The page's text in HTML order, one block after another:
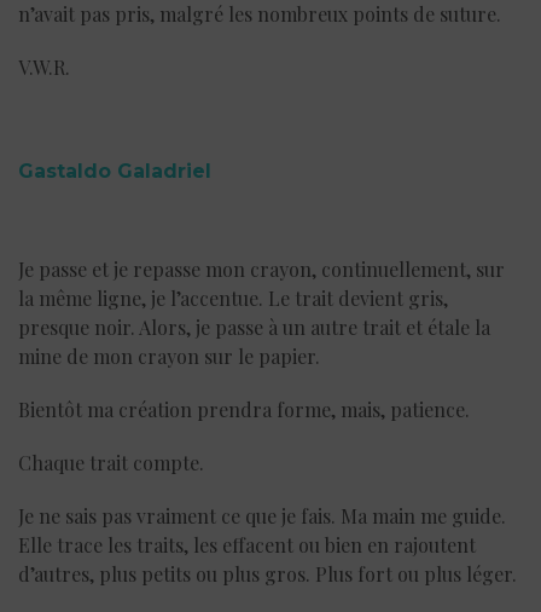
n’avait pas pris, malgré les nombreux points de suture.
V.W.R.
Gastaldo Galadriel
Je passe et je repasse mon crayon, continuellement, sur
la même ligne, je l’accentue. Le trait devient gris,
presque noir. Alors, je passe à un autre trait et étale la
mine de mon crayon sur le papier.
Bientôt ma création prendra forme, mais, patience.
Chaque trait compte.
Je ne sais pas vraiment ce que je fais. Ma main me guide.
Elle trace les traits, les effacent ou bien en rajoutent
d’autres, plus petits ou plus gros. Plus fort ou plus léger.